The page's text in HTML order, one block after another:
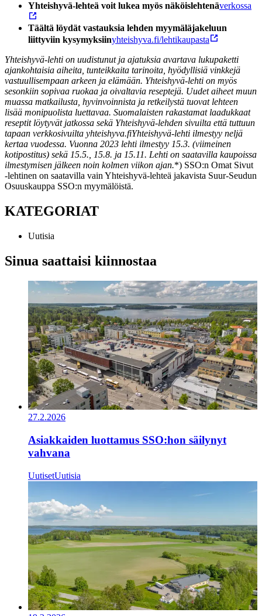
Yhteishyvä-lehteä voit lukea myös näköislehtenäverkossa
Täältä löydät vastauksia lehden myymäläjakeluun
liittyviin kysymyksiinyhteishyva.fi/lehtikaupasta
Yhteishyvä-lehti on uudistunut ja ajatuksia avartava lukupaketti
ajankohtaisia aiheita, tunteikkaita tarinoita, hyödyllisiä vinkkejä
vastuullisempaan arkeen ja elämään. Yhteishyvä-lehti on myös
sesonkiin sopivaa ruokaa ja oivaltavia reseptejä. Uudet aiheet muun
muassa matkailusta, hyvinvoinnista ja retkeilystä tuovat lehteen
lisää monipuolista luettavaa. Suomalaisten rakastamat laadukkaat
reseptit löytyvät jatkossa sekä Yhteishyvä-lehden sivuilta että tuttuun
tapaan verkkosivuilta yhteishyva.fiYhteishyvä-lehti ilmestyy neljä
kertaa vuodessa. Vuonna 2023 lehti ilmestyy 15.3. (viimeinen
kotipostitus) sekä 15.5., 15.8. ja 15.11. Lehti on saatavilla kaupoissa
ilmestymisen jälkeen noin kolmen viikon ajan.*) SSO:n Omat Sivut
-lehtinen on saatavilla vain Yhteishyvä-lehteä jakavista Suur-Seudun
Osuuskauppa SSO:n myymälöistä.
KATEGORIAT
Uutisia
Sinua saattaisi kiinnostaa
27.2.2026
Asiakkaiden luottamus SSO:hon säilynyt
vahvana
UutisetUutisia